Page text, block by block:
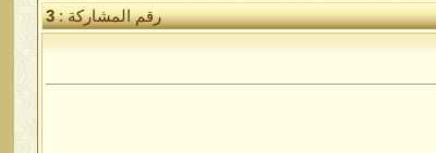
رقم المشاركة :3